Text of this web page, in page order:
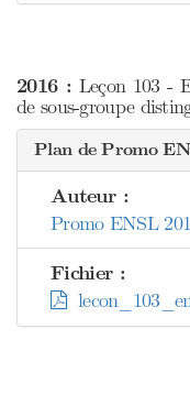
2016 : Leçon 103 -
de sous-groupe
Plan de Promo
Auteur :
Promo ENSL
Fichier :